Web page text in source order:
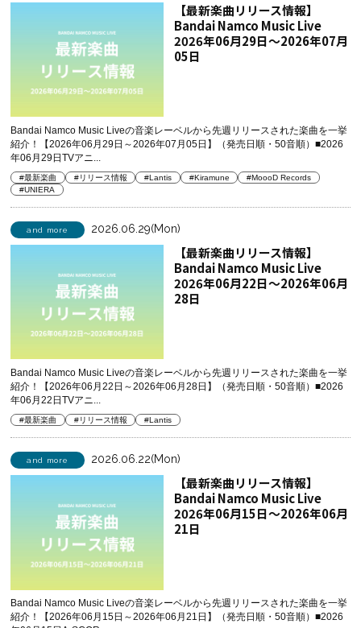
【最新楽曲リリース情報】
Bandai Namco Music Live
2026年06月29日～2026年07月
05日
Bandai Namco Music Liveの音楽レーベルから先週リリースされた楽曲を一挙
紹介！【2026年06月29日～2026年07月05日】（発売日順・50音順）■2026
年06月29日TVアニ...
#最新楽曲 #リリース情報 #Lantis #Kiramune
#MoooD Records
#UNIERA
and more 2026.06.29(Mon)
【最新楽曲リリース情報】
Bandai Namco Music Live
2026年06月22日～2026年06月
28日
Bandai Namco Music Liveの音楽レーベルから先週リリースされた楽曲を一挙
紹介！【2026年06月22日～2026年06月28日】（発売日順・50音順）■2026
年06月22日TVアニ...
#最新楽曲 #リリース情報 #Lantis
and more 2026.06.22(Mon)
【最新楽曲リリース情報】
Bandai Namco Music Live
2026年06月15日～2026年06月
21日
Bandai Namco Music Liveの音楽レーベルから先週リリースされた楽曲を一挙
紹介！【2026年06月15日～2026年06月21日】（発売日順・50音順）■2026